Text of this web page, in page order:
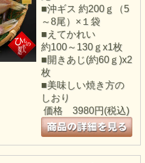
■沖ギス 約200ｇ（5
～8尾）×１袋
■えてかれい
約100～130ｇx1枚
■開きあじ(約60ｇ)x2
枚
■美味しい焼き方の
しおり
価格3980円(税込)